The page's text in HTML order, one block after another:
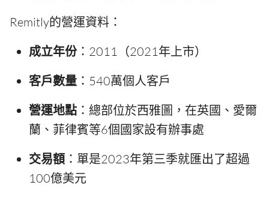
Remitly的營運資料：
成立年份：2011（2021年上市）
客戶數量 ：540萬個人客戶
營運地點 ：總部位於西雅圖，在英國、愛爾
蘭、菲律賓等6個國家設有辦事處
交易額 ：單是2023年第三季就匯出了超過
100億美元